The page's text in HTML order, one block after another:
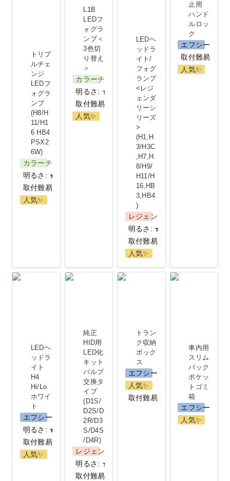
トリプ
ルチェ
ンジ
LEDフ
ォグラ
ンプ
(H8/H
11/H1
6 HB4
PSX2
6W)
カラーチェンジ
明るさ: ★★★
取付難易度：★
人気✨️
L1B
LEDフ
ォグラ
ンプ＜
3色切
り替え
＞
カラーチェンジ
明るさ: ★★★
取付難易度：★
人気✨️
(H1,H3/H3C,H7,H8/H9/H11/
LEDヘ
ッドラ
イト/
フォグ
ランプ
<レジ
ェンダ
リーシ
リーズ
>
(H1,H
3/H3C
,H7,H
8/H9/
H11/H
16,HB
3,HB4
)
レジェンダリーシリーズ
明るさ: ★★★
取付難易度：★
人気✨️
止用
ハンド
ルロッ
ク
エフシーエル
取付難易度：
人気✨️
LEDヘッド
LEDヘ
ッドラ
イト
H4
Hi/Lo
ホワイ
ト
エフシーエル
明るさ: ★★
取付難易度：★
人気✨️
純正HID用
(D1S/D2S/D2R/D3S/D4S/D4R)
純正
HID用
LED化
キット
バルブ
交換タ
イプ
(D1S/
D2S/D
2R/D3
S/D4S
/D4R)
レジェンダリーシリーズ
明るさ: ★★★
取付難易度：★
トランク収
トラン
ク収納
ボック
ス
エフシーエル
人気✨️
取付難易度：★
車内用 スリ
車内用
スリム
バック
ポケッ
トゴミ
箱
エフシーエル
人気✨️